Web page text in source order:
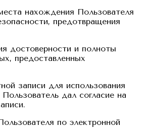
нахождения Пользователя
предотвращения
достоверности и полноты
предоставленных
записи для использования
дал согласие на
по электронной